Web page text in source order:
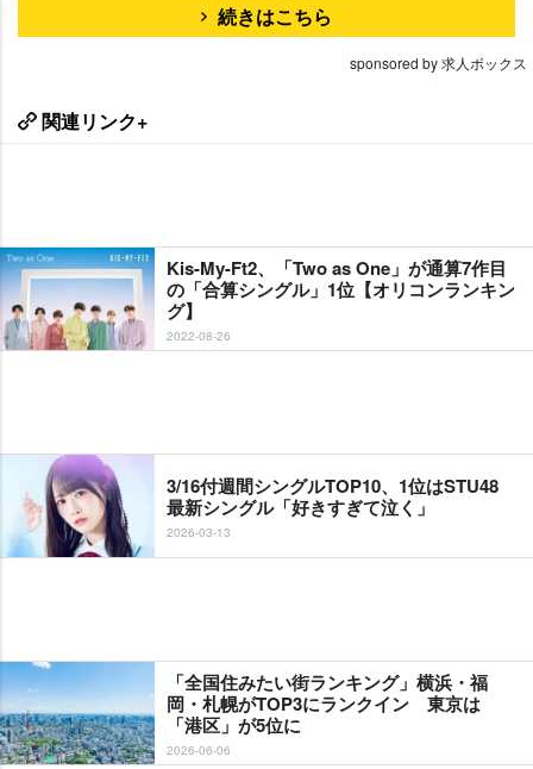
続きはこちら
sponsored by 求人ボックス
関連リンク+
Kis-My-Ft2、「Two as One」が通算7作目
の「合算シングル」1位【オリコンランキン
グ】
2022-08-26
3/16付週間シングルTOP10、1位はSTU48
最新シングル「好きすぎて泣く」
2026-03-13
「全国住みたい街ランキング」横浜・福
岡・札幌がTOP3にランクイン 東京は
「港区」が5位に
2026-06-06